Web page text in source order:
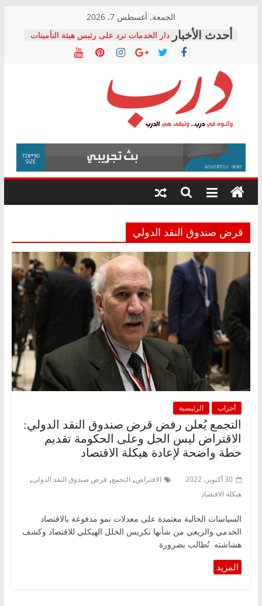
content
الجمعة, أغسطس 7, 2026
دار الخدمات ترد على رئيس هيئة التأمينات
بعد مؤتمره الصحفي: إنكار الأزمة لا ينهي
معاناة أصحاب المعاشات.. ونطالب بكشف
فرحات سليمان يكتب: القطاع الصحي إلى
أين؟
حزب التحالف الشعبي يطلق لجنة “الحق
في الصحة” بالإسكندرية لرصد الانتهاكات
ودعم المرضى
الوزاري لمدينة الصحفيين.. وانتهاء أعمال
إنشاء المبنى الإداري
المجلس القومي لحقوق الإنسان يعلن
متابعة قضية الدكتور محمد زهران.. ويؤكد:
قرينة البراءة وضمانات المحاكمة العادلة
درب
وأتوه
درب..
وتبقى
هي
قرض صندوق النقد الدولي
أحزاب الرئيسية
التجمع يُعلن رفض قرض صندوق النقد الدولي:
الاقتراض ليس الحل وعلى الحكومة تقديم
خطة واضحة لإعادة هيكلة الاقتصاد
30 أكتوبر، 2022 الاقتراض, التجمع, قرض صندوق النقد الدولي,
هيكلة الاقتصاد
السياسات الحالية معتمدة على معدلات نمو مدفوعة بالاقتصاد
الخدمي والريعي من شأنها تكريس الخلل الهيكلي للاقتصاد وكشف
هشاشته نُطالب بضرورة